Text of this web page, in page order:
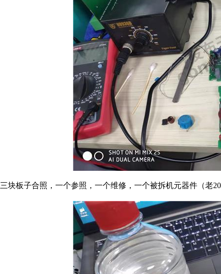
三块板子合照，一个参照，一个维修，一个被拆机元器件（老